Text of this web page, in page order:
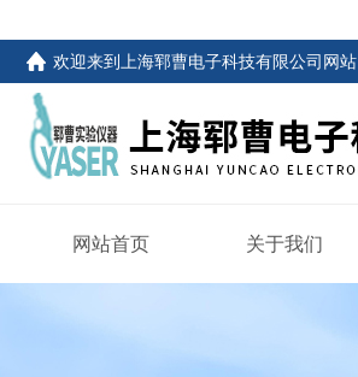
欢迎来到 上海郓曹电子科技有限公司网站
网站首页 关于我们